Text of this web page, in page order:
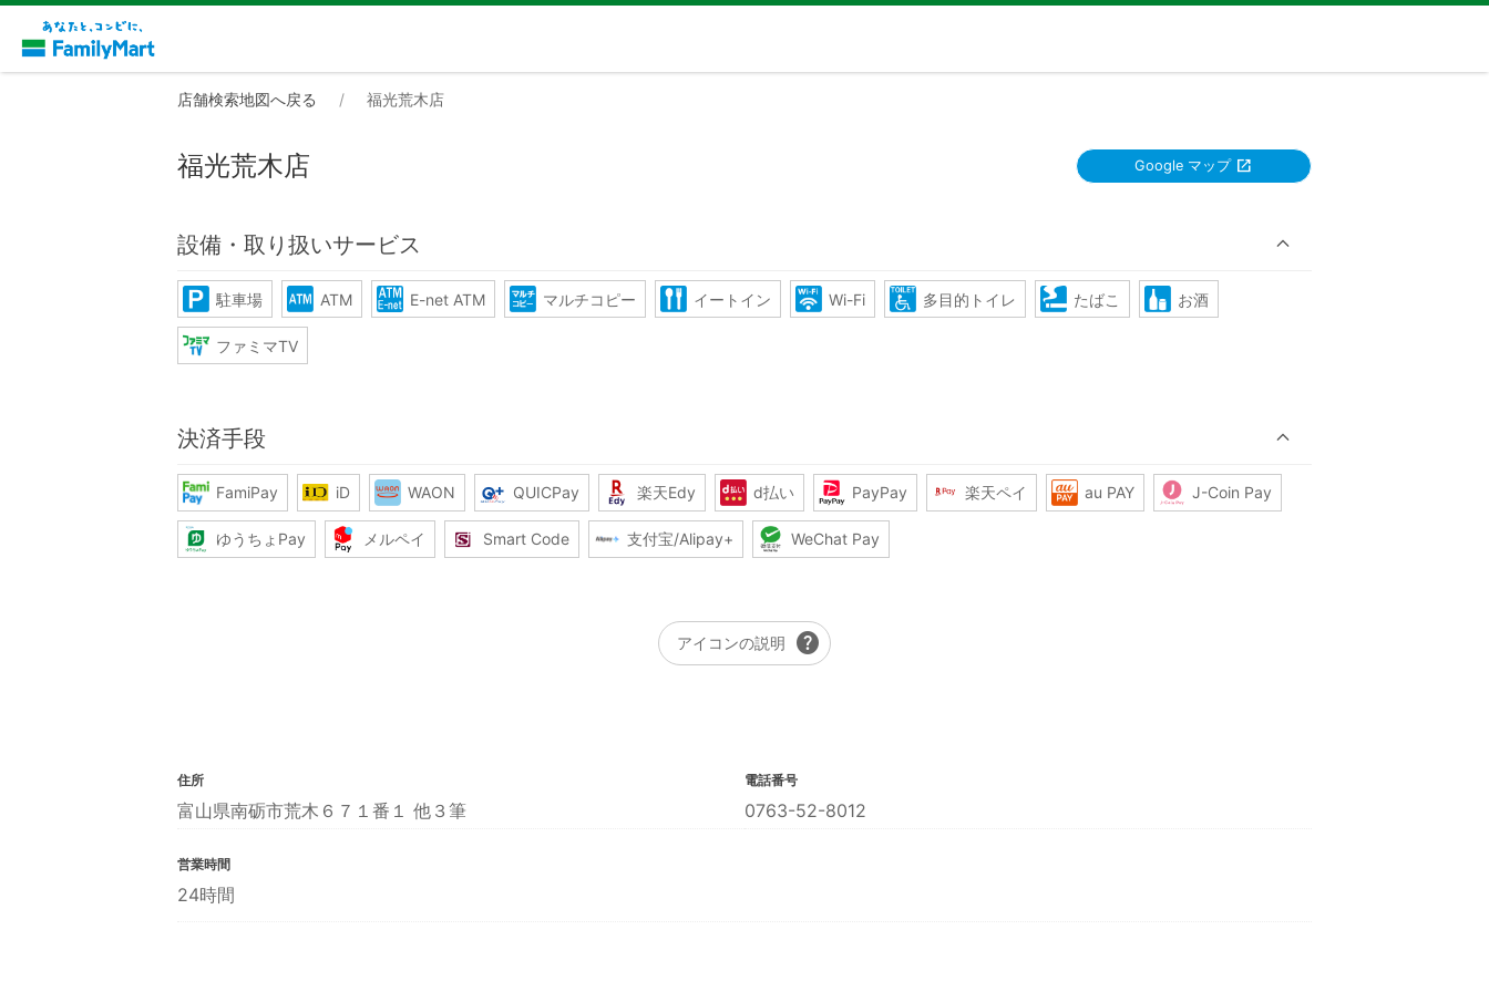
店舗検索地図へ戻る 福光荒木店
福光荒木店 Google マップ
設備・取り扱いサービス
駐車場 ATM E-net ATM マルチコピー イートイン Wi-Fi 多目的トイレ たばこ お酒
ファミマTV
決済手段
FamiPay iD WAON QUICPay 楽天Edy d払い PayPay 楽天ペイ au PAY J-Coin Pay
ゆうちょPay メルペイ Smart Code 支付宝/Alipay+ WeChat Pay
アイコンの説明 help
住所
富山県南砺市荒木６７１番１ 他３筆
電話番号
0763-52-8012
営業時間
24時間